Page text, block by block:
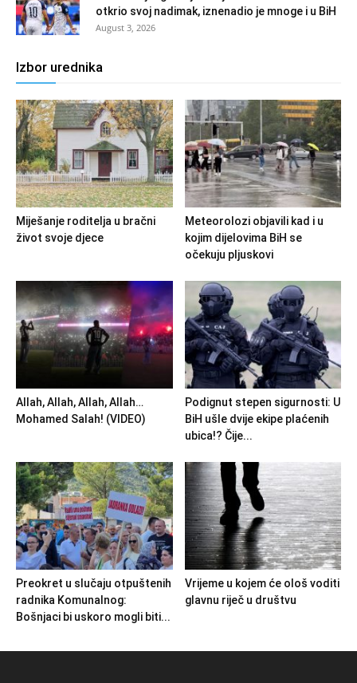
otkrio svoj nadimak, iznenadio je mnoge i u BiH
August 3, 2026
Izbor urednika
Miješanje roditelja u bračni
život svoje djece
Meteorolozi objavili kad i u
kojim dijelovima BiH se
očekuju pljuskovi
Allah, Allah, Allah, Allah…
Mohamed Salah! (VIDEO)
Podignut stepen sigurnosti: U
BiH ušle dvije ekipe plaćenih
ubica!? Čije...
Preokret u slučaju otpuštenih
radnika Komunalnog:
Bošnjaci bi uskoro mogli biti...
Vrijeme u kojem će ološ voditi
glavnu riječ u društvu